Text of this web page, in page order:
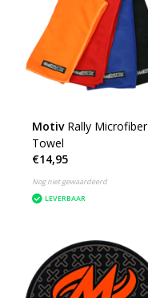
Motiv Rally Microfiber
Towel
€14,95
Nog niet gewaardeerd
LEVERBAAR